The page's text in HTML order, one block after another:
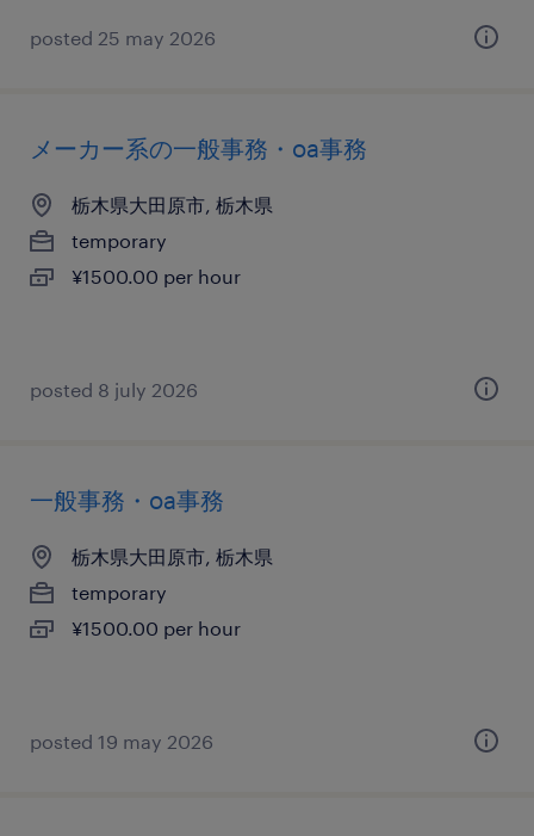
posted 25 may 2026
メーカー系の一般事務・oa事務
栃木県大田原市, 栃木県
temporary
¥1500.00 per hour
posted 8 july 2026
一般事務・oa事務
栃木県大田原市, 栃木県
temporary
¥1500.00 per hour
posted 19 may 2026